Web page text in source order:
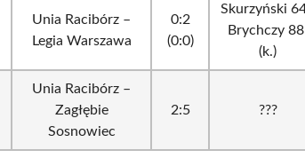
Unia Racibórz –
Legia Warszawa
0:2
(0:0)
Skurzyński
Brychczy
(k.)
Unia Racibórz –
Zagłębie
Sosnowiec
2:5 ???